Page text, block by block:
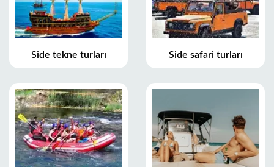
Side tekne turları Side safari turları